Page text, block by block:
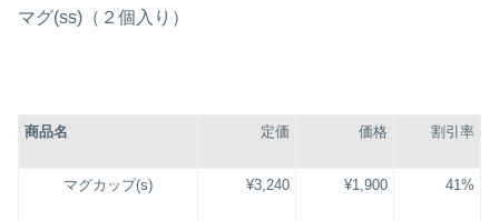
マグ(ss)（２個入り）
商品名 定価 価格 割引率
マグカップ(s) ¥3,240 ¥1,900 41%